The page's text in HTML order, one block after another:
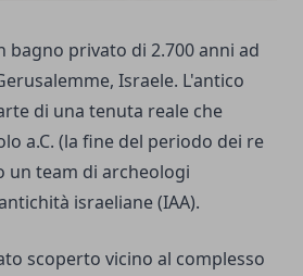
bagno privato di 2.700 anni ad
Israele. L'antico
di una tenuta reale che
a.C. (la fine del periodo dei re
un team di archeologi
israeliane (IAA).
scoperto vicino al complesso